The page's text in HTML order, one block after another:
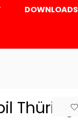
DOWNLOADS
Thüring